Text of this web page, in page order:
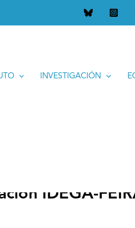
INVESTIGACIÓN
«Jesús García Calvo». Año
IDEGA-